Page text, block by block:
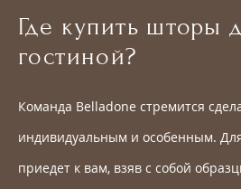
Где купить шторы
гостиной?
Команда Belladone стремится
индивидуальным и особенным.
приедет к вам, взяв с собой